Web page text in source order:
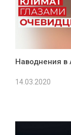
Наводнения в
14.03.2020